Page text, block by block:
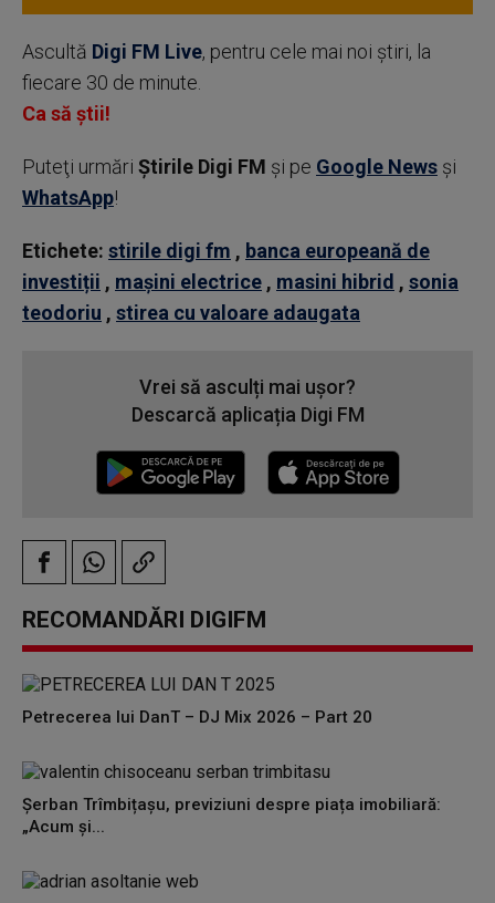
Ascultă Digi FM Live, pentru cele mai noi știri, la
fiecare 30 de minute.
Ca să știi!
Puteţi urmări Știrile Digi FM şi pe Google News şi
WhatsApp!
Etichete: stirile digi fm , banca europeană de
investiții , mașini electrice , masini hibrid , sonia
teodoriu , stirea cu valoare adaugata
Vrei să asculți mai ușor?
Descarcă aplicația Digi FM
RECOMANDĂRI DIGIFM
Petrecerea lui DanT – DJ Mix 2026 – Part 20
Șerban Trîmbițașu, previziuni despre piața imobiliară:
„Acum și...